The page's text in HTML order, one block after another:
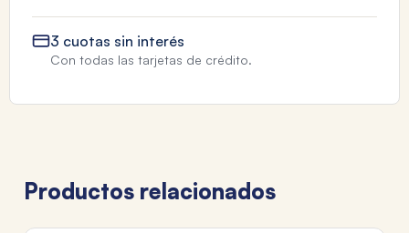
3 cuotas sin interés
Con todas las tarjetas de crédito.
Productos relacionados